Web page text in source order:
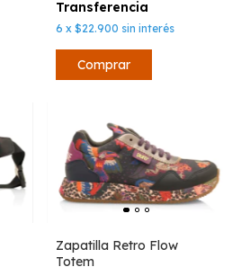
6 x $22.900 sin interés
Comprar
Zapatilla Retro Flow
Totem